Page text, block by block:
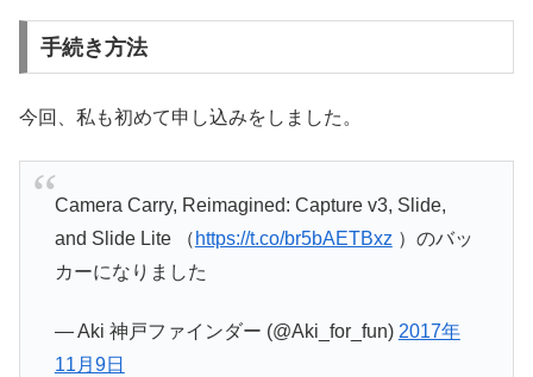
手続き方法
今回、私も初めて申し込みをしました。
Camera Carry, Reimagined: Capture v3, Slide,
and Slide Lite （ https://t.co/br5bAETBxz ）のバッ
カーになりました
— Aki 神戸ファインダー (@Aki_for_fun) 2017年
11月9日